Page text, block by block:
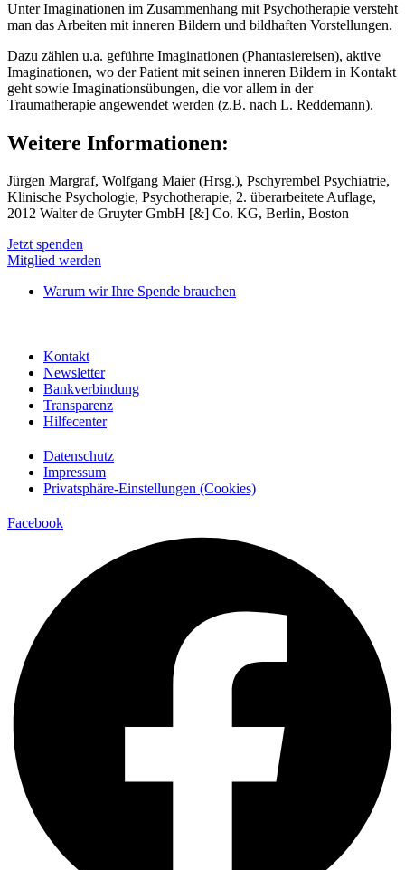
Unter Imaginationen im Zusammenhang mit Psychotherapie versteht
man das Arbeiten mit inneren Bildern und bildhaften Vorstellungen.
Dazu zählen u.a. geführte Imaginationen (Phantasiereisen), aktive
Imaginationen, wo der Patient mit seinen inneren Bildern in Kontakt
geht sowie Imaginationsübungen, die vor allem in der
Traumatherapie angewendet werden (z.B. nach L. Reddemann).
Weitere Informationen:
Jürgen Margraf, Wolfgang Maier (Hrsg.), Pschyrembel Psychiatrie,
Klinische Psychologie, Psychotherapie, 2. überarbeitete Auflage,
2012 Walter de Gruyter GmbH [&] Co. KG, Berlin, Boston
Jetzt spenden
Mitglied werden
Warum wir Ihre Spende brauchen
Kontakt
Newsletter
Bankverbindung
Transparenz
Hilfecenter
Datenschutz
Impressum
Privatsphäre-Einstellungen (Cookies)
Facebook